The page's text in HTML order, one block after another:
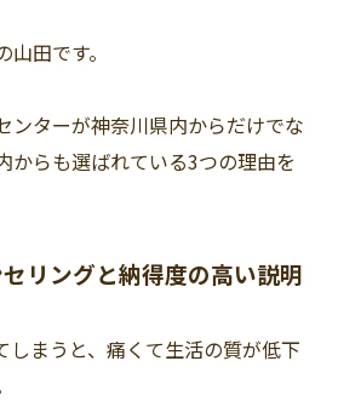
田です。
ンターが神奈川県内からだけでな
からも選ばれている3つの理由を
ングと納得度の高い説明
しまうと、痛くて生活の質が低下